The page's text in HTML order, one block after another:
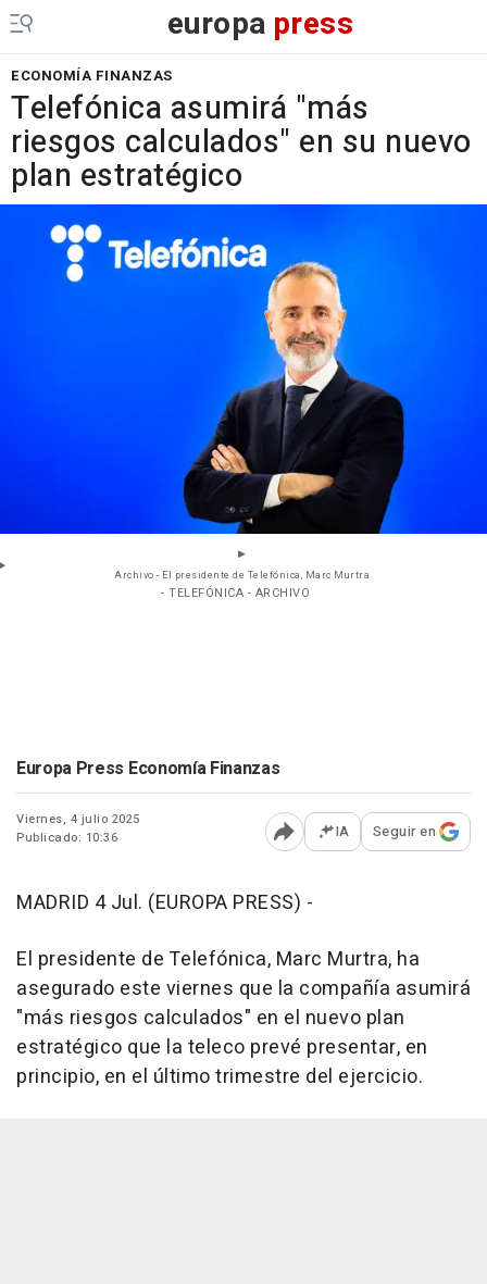
europa press
ECONOMÍA FINANZAS
Telefónica asumirá "más
riesgos calculados" en su nuevo
plan estratégico
Archivo - El presidente de Telefónica, Marc Murtra.
- TELEFÓNICA - ARCHIVO
Europa Press Economía Finanzas
Viernes, 4 julio 2025
Publicado: 10:36
Abrir opciones para
IA Seguir en
MADRID 4 Jul. (EUROPA PRESS) -
El presidente de Telefónica, Marc Murtra, ha
asegurado este viernes que la compañía asumirá
"más riesgos calculados" en el nuevo plan
estratégico que la teleco prevé presentar, en
principio, en el último trimestre del ejercicio.